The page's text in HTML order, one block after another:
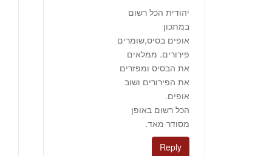
יהודית הכל רשום
במתכון
אופים בסיס,שומרים
פירורים. ממלאים
את הבסיס ומפזרים
את הפירורים ושוב
אופים.
הכל רשום באופן
מסודר מאד.
Reply